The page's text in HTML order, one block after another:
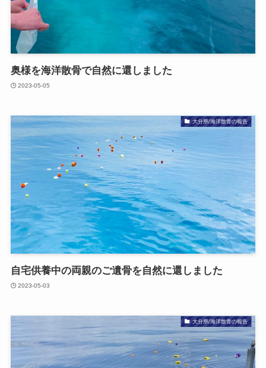
奥様を​海洋散骨で​自然に​還しました
2023-05-05
大分県/海洋散骨の報告
自宅供養中の​両親の​ご遺骨を​自然に​還しました
2023-05-03
大分県/海洋散骨の報告